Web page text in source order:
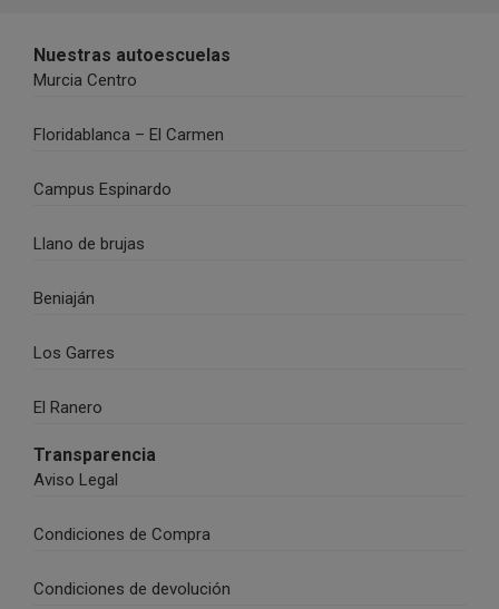
Nuestras autoescuelas
Murcia Centro
Floridablanca – El Carmen
Campus Espinardo
Llano de brujas
Beniaján
Los Garres
El Ranero
Transparencia
Aviso Legal
Condiciones de Compra
Condiciones de devolución